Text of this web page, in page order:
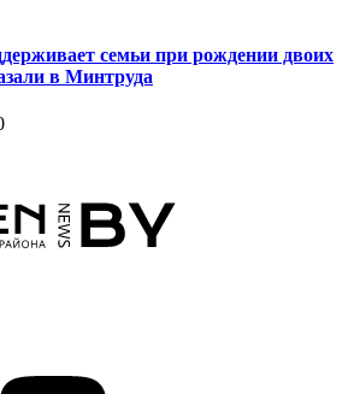
семьи при рождении двоих
в Минтруда